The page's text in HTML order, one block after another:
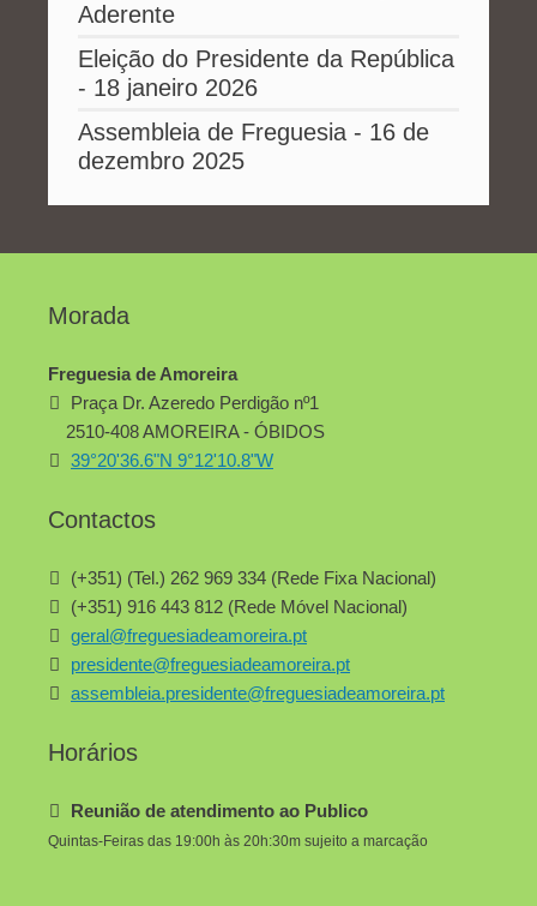
Aderente
Eleição do Presidente da República
- 18 janeiro 2026
Assembleia de Freguesia - 16 de
dezembro 2025
Morada
Freguesia de Amoreira
Praça Dr. Azeredo Perdigão nº1
2510-408 AMOREIRA - ÓBIDOS
39°20'36.6"N 9°12'10.8"W
Contactos
(+351) (Tel.) 262 969 334 (Rede Fixa Nacional)
(+351) 916 443 812 (Rede Móvel Nacional)
geral@freguesiadeamoreira.pt
presidente@freguesiadeamoreira.pt
assembleia.presidente@freguesiadeamoreira.pt
Horários
Reunião de atendimento ao Publico
Quintas-Feiras das 19:00h às 20h:30m sujeito a marcação